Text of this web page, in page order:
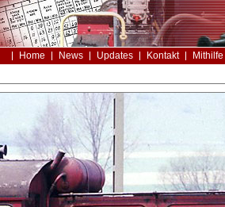
Home News Updates Kontakt Mithilfe